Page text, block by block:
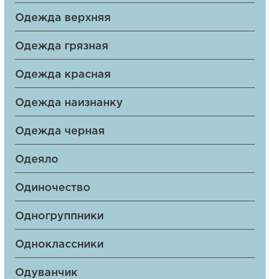
Одежда верхняя
Одежда грязная
Одежда красная
Одежда наизнанку
Одежда черная
Одеяло
Одиночество
Одногруппники
Одноклассники
Одуванчик